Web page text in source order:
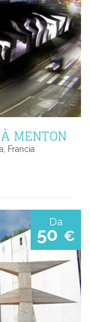
MENTON
Francia
Da
50 €